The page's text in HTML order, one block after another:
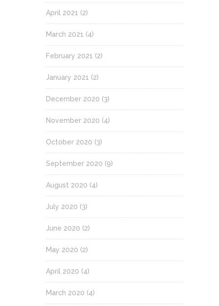
April 2021 (2)
March 2021 (4)
February 2021 (2)
January 2021 (2)
December 2020 (3)
November 2020 (4)
October 2020 (3)
September 2020 (9)
August 2020 (4)
July 2020 (3)
June 2020 (2)
May 2020 (2)
April 2020 (4)
March 2020 (4)